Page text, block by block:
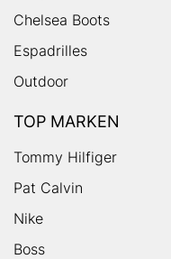
Chelsea Boots
Espadrilles
Outdoor
TOP MARKEN
Tommy Hilfiger
Pat Calvin
Nike
Boss